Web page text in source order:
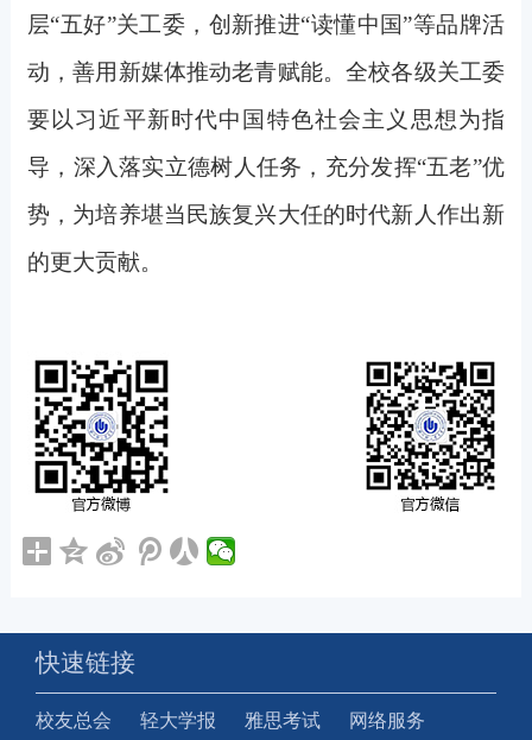
层“五好”关工委，创新推进“读懂中国”等品牌活
动，善用新媒体推动老青赋能。全校各级关工委
要以习近平新时代中国特色社会主义思想为指
导，深入落实立德树人任务，充分发挥“五老”优
势，为培养堪当民族复兴大任的时代新人作出新
的更大贡献。
快速链接
校友总会 轻大学报 雅思考试 网络服务